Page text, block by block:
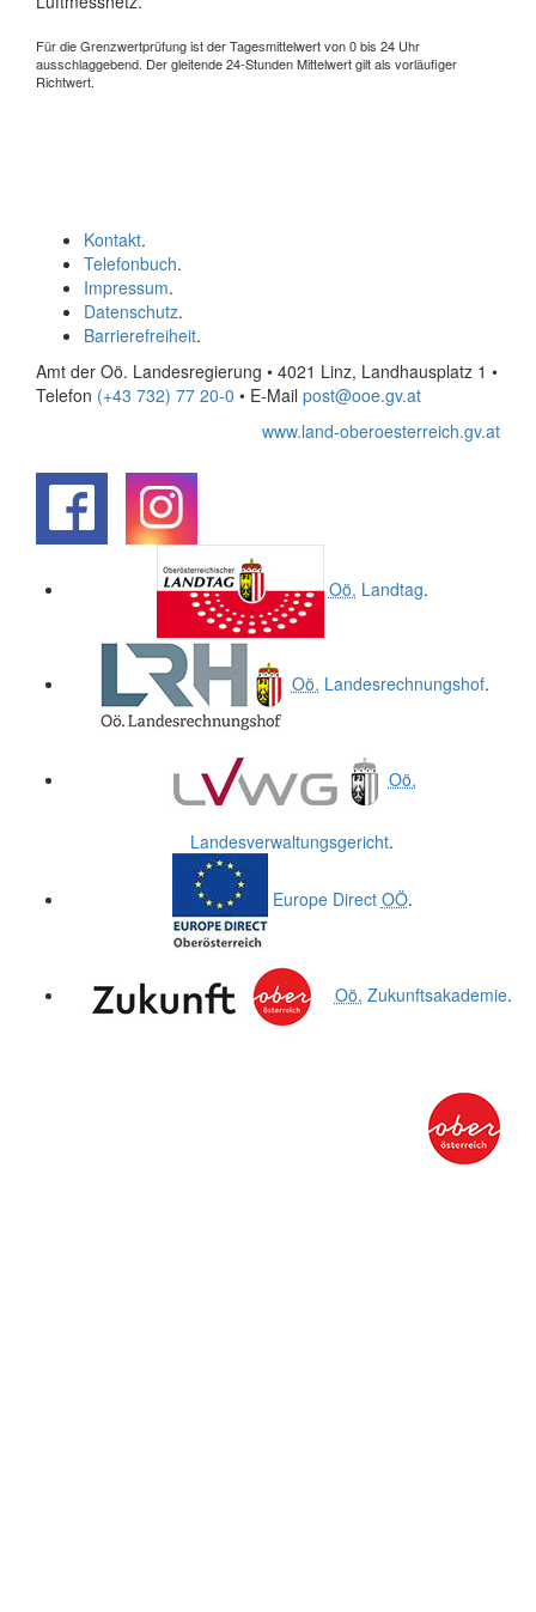
Für die Grenzwertprüfung ist der Tagesmittelwert von 0 bis 24 Uhr
ausschlaggebend. Der gleitende 24-Stunden Mittelwert gilt als vorläufiger
Richtwert.
Kontakt.
Telefonbuch.
Impressum.
Datenschutz.
Barrierefreiheit.
Amt der Oö. Landesregierung • 4021 Linz, Landhausplatz 1 •
Telefon (+43 732) 77 20-0 • E-Mail post@ooe.gv.at
www.land-oberoesterreich.gv.at
Oö. Landtag.
Oö. Landesrechnungshof.
Oö.
Landesverwaltungsgericht.
Europe Direct OÖ.
Oö. Zukunftsakademie.